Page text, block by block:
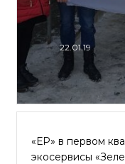
22.01.19
«ЕР» в первом
экосервисы